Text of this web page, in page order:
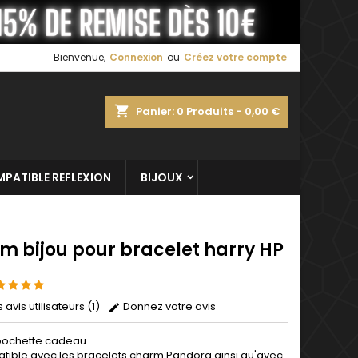
Bienvenue, Connexion ou Créez votre compte
shopping_cart Panier: 0 Produits - 0,00 €
REFLEXION BIJOUX
bijou pour bracelet harry HP
avis utilisateurs (1)
Donnez votre avis
cadeau